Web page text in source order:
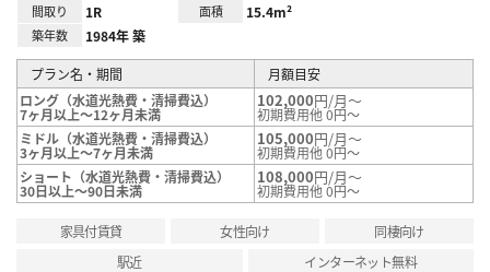
間取り 1R 面積 15.4m²
築年数 1984年 築
プラン名・期間
月額目安
ロング（水道光熱費・清掃費込）
7ヶ月以上～12ヶ月未満
102,000円/月～
初期費用他 0円～
ミドル（水道光熱費・清掃費込）
3ヶ月以上～7ヶ月未満
105,000円/月～
初期費用他 0円～
ショート（水道光熱費・清掃費込）
30日以上～90日未満
108,000円/月～
初期費用他 0円～
家具付賃貸 女性向け
同棲向け
駅近
インターネット無料